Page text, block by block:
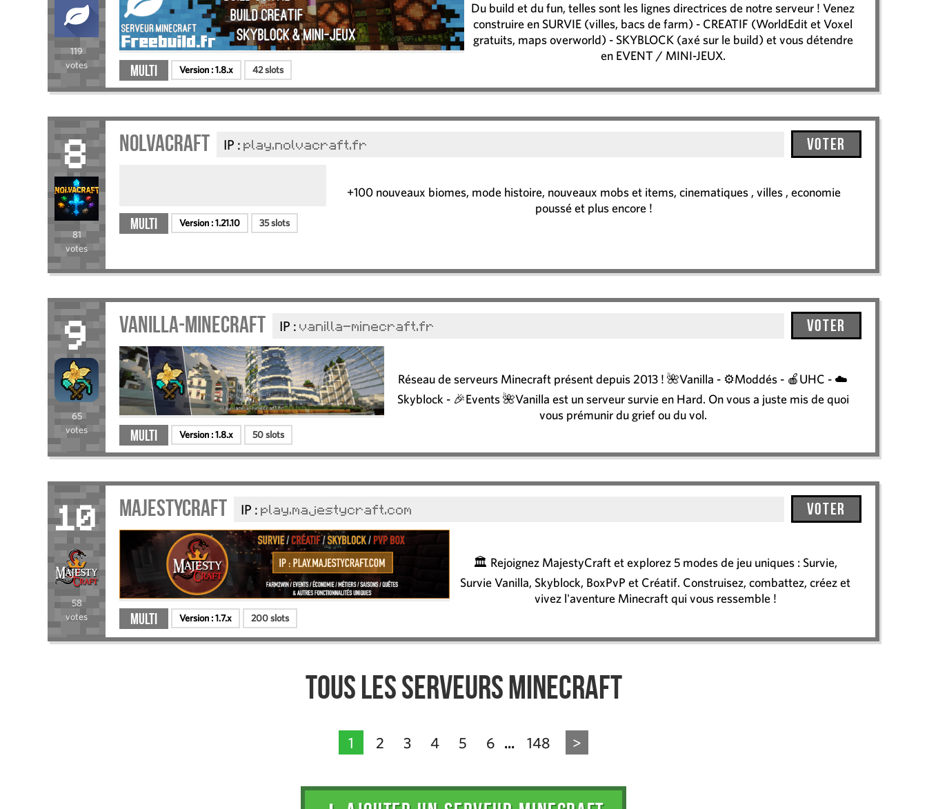
119
votes
Multi Version :1.8.x 42 slots
Du build et du fun, telles sont les lignes directrices de notre serveur ! Venez
construire en SURVIE (villes, bacs de farm) - CREATIF (WorldEdit et Voxel
gratuits, maps overworld) - SKYBLOCK (axé sur le build) et vous détendre
en EVENT / MINI-JEUX.
8
81
votes
NolvaCraft IP : play.nolvacraft.fr Voter
Multi Version :1.21.10 35 slots
+100 nouveaux biomes, mode histoire, nouveaux mobs et items, cinematiques , villes , economie
poussé et plus encore !
9
65
votes
Vanilla-Minecraft IP : vanilla-minecraft.fr Voter
Multi Version :1.8.x 50 slots
Réseau de serveurs Minecraft présent depuis 2013 ! 🌺Vanilla - ⚙️Moddés - 🍎UHC - ☁️
Skyblock - 🎉Events 🌺Vanilla est un serveur survie en Hard. On vous a juste mis de quoi
vous prémunir du grief ou du vol.
10
58
votes
MajestyCraft IP : play.majestycraft.com Voter
Multi Version :1.7.x 200 slots
🏛️ Rejoignez MajestyCraft et explorez 5 modes de jeu uniques : Survie,
Survie Vanilla, Skyblock, BoxPvP et Créatif. Construisez, combattez, créez et
vivez l'aventure Minecraft qui vous ressemble !
Tous les serveurs Minecraft
1 2 3 4 5 6 ... 148 >